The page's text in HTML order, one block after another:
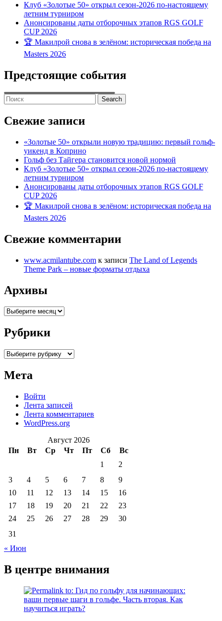
Клуб «Золотые 50» открыл сезон-2026 по-настоящему
летним турниром
Анонсированы даты отборочных этапов RGS GOLF
CUP 2026
🏆 Макилрой снова в зелёном: историческая победа на
Masters 2026
Предстоящие события
Search
for:
Свежие записи
«Золотые 50» открыли новую традицию: первый гольф-
уикенд в Коприно
Гольф без Тайгера становится новой нормой
Клуб «Золотые 50» открыл сезон-2026 по-настоящему
летним турниром
Анонсированы даты отборочных этапов RGS GOLF
CUP 2026
🏆 Макилрой снова в зелёном: историческая победа на
Masters 2026
Свежие комментарии
www.acmilantube.com к записи The Land of Legends
Theme Park – новые форматы отдыха
Архивы
Архивы
Рубрики
Рубрики
Мета
Войти
Лента записей
Лента комментариев
WordPress.org
Август 2026
Пн
Вт Ср Чт Пт Сб
Вс
1
2
3
4 5 6 7 8
9
10
11 12 13 14 15
16
17
18 19 20 21 22
23
24
25 26 27 28 29
30
31
« Июн
В центре внимания